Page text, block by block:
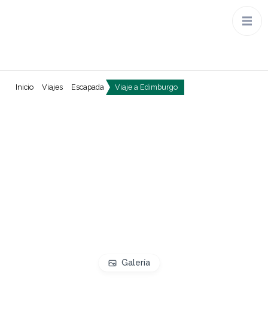
Inicio Viajes Escapada Viaje a Edimburgo
Galería